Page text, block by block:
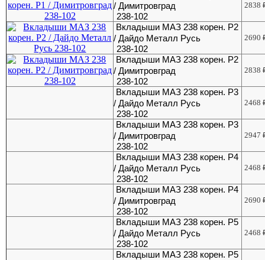
/ Димитровград
238-102
2838
Вкладыши МАЗ 238 корен. Р2
/ Дайдо Металл Русь
238-102
2690
Вкладыши МАЗ 238 корен. Р2
/ Димитровград
238-102
2838
Вкладыши МАЗ 238 корен. Р3
/ Дайдо Металл Русь
238-102
2468
Вкладыши МАЗ 238 корен. Р3
/ Димитровград
238-102
2947
Вкладыши МАЗ 238 корен. Р4
/ Дайдо Металл Русь
238-102
2468
Вкладыши МАЗ 238 корен. Р4
/ Димитровград
238-102
2690
Вкладыши МАЗ 238 корен. Р5
/ Дайдо Металл Русь
238-102
2468
Вкладыши МАЗ 238 корен. Р5